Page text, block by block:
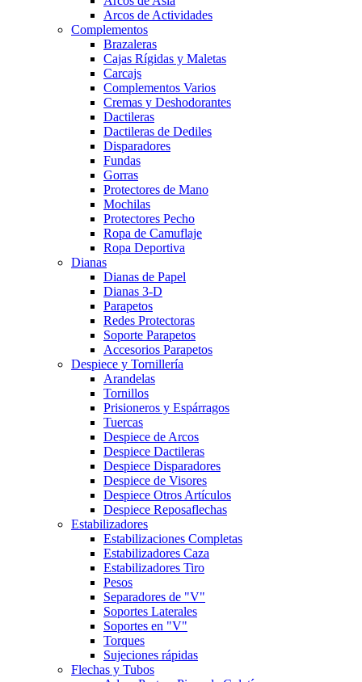
Arcos de Actividades
Complementos
Brazaleras
Cajas Rígidas y Maletas
Carcajs
Complementos Varios
Cremas y Deshodorantes
Dactileras
Dactileras de Dediles
Disparadores
Fundas
Gorras
Protectores de Mano
Mochilas
Protectores Pecho
Ropa de Camuflaje
Ropa Deportiva
Dianas
Dianas de Papel
Dianas 3-D
Parapetos
Redes Protectoras
Soporte Parapetos
Accesorios Parapetos
Despiece y Tornillería
Arandelas
Tornillos
Prisioneros y Espárragos
Tuercas
Despiece de Arcos
Despiece Dactileras
Despiece Disparadores
Despiece de Visores
Despiece Otros Artículos
Despiece Reposaflechas
Estabilizadores
Estabilizaciones Completas
Estabilizadores Caza
Estabilizadores Tiro
Pesos
Separadores de "V"
Soportes Laterales
Soportes en "V"
Torques
Sujeciones rápidas
Flechas y Tubos